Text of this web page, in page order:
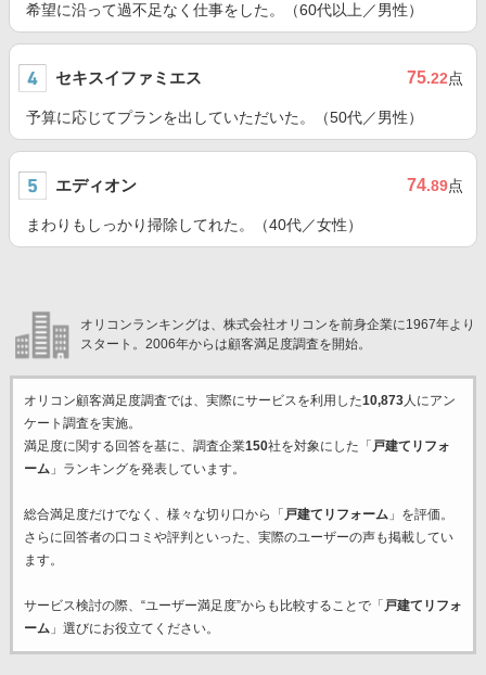
希望に沿って過不足なく仕事をした。（60代以上／男性）
セキスイファミエス 75.22点
予算に応じてプランを出していただいた。（50代／男性）
エディオン 74.89点
まわりもしっかり掃除してれた。（40代／女性）
オリコンランキングは、株式会社オリコンを前身企業に1967年より
スタート。2006年からは顧客満足度調査を開始。
オリコン顧客満足度調査では、実際にサービスを利用した10,873人にアン
ケート調査を実施。
満足度に関する回答を基に、調査企業150社を対象にした「 戸建てリフォ
ーム」ランキングを発表しています。
総合満足度だけでなく、様々な切り口から「 戸建てリフォーム」を評価。
さらに回答者の口コミや評判といった、実際のユーザーの声も掲載してい
ます。
サービス検討の際、“ユーザー満足度”からも比較することで「 戸建てリフォ
ーム」選びにお役立てください。